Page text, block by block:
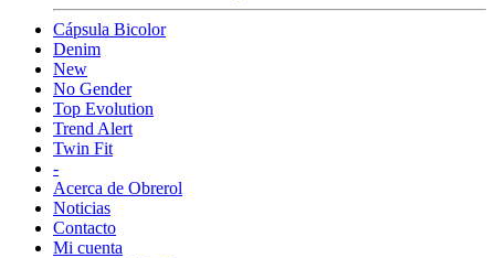
Cápsula Bicolor
Denim
New
No Gender
Top Evolution
Trend Alert
Twin Fit
-
Acerca de Obrerol
Noticias
Contacto
Mi cuenta